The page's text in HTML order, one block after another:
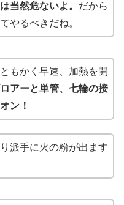
当然危ないよ。 だから
やるべきだね。
もかく早速、加熱を開
アーと単管、七輪の接
ン！
派手に火の粉が出ます